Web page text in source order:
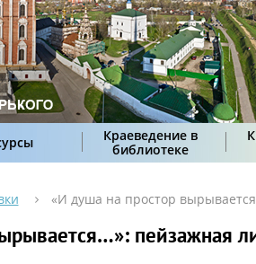
Краеведение в
библиотеке
«И душа на простор
пейзажная